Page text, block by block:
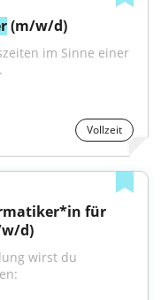
(m/w/d)
im Sinne einer
Vollzeit
für
d)
wirst du